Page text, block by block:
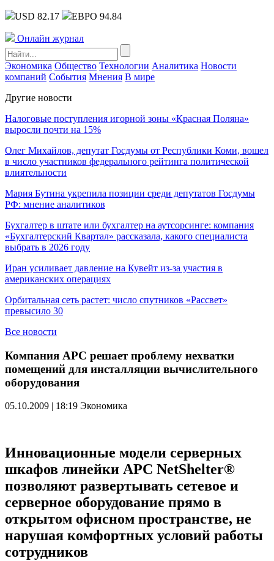
USD 82.17 ЕВРО 94.84
Онлайн журнал
Экономика Общество Технологии Аналитика Новости
компаний События Мнения В мире
Другие новости
Налоговые поступления игорной зоны «Красная Поляна»
выросли почти на 15%
Олег Михайлов, депутат Госдумы от Республики Коми, вошел
в число участников федерального рейтинга политической
влиятельности
Мария Бутина укрепила позиции среди депутатов Госдумы
РФ: мнение аналитиков
Бухгалтер в штате или бухгалтер на аутсорсинге: компания
«Бухгалтерский Квартал» рассказала, какого специалиста
выбрать в 2026 году
Иран усиливает давление на Кувейт из-за участия в
американских операциях
Орбитальная сеть растет: число спутников «Рассвет»
превысило 30
Все новости
Компания APC решает проблему нехватки
помещений для инсталляции вычислительного
оборудования
05.10.2009 | 18:19 Экономика
Инновационные модели серверных
шкафов линейки APC NetShelter®
позволяют развертывать сетевое и
серверное оборудование прямо в
открытом офисном пространстве, не
нарушая комфортных условий работы
сотрудников